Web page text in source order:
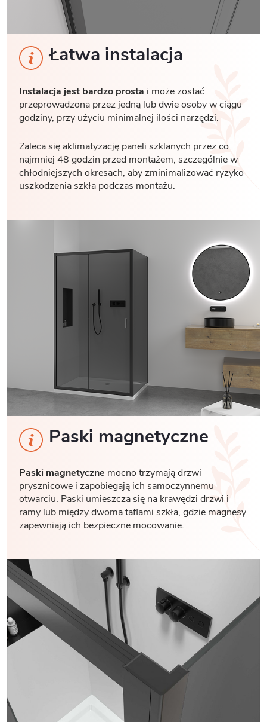
Łatwa instalacja
Instalacja jest bardzo prosta i może zostać
przeprowadzona przez jedną lub dwie osoby w ciągu
godziny, przy użyciu minimalnej ilości narzędzi.
Zaleca się aklimatyzację paneli szklanych przez co
najmniej 48 godzin przed montażem, szczególnie w
chłodniejszych okresach, aby zminimalizować ryzyko
uszkodzenia szkła podczas montażu.
Paski magnetyczne
Paski magnetyczne mocno trzymają drzwi
prysznicowe i zapobiegają ich samoczynnemu
otwarciu. Paski umieszcza się na krawędzi drzwi i
ramy lub między dwoma taflami szkła, gdzie magnesy
zapewniają ich bezpieczne mocowanie.